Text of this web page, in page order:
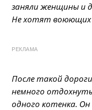
заняли женщины и
Не хотят
РЕКЛАМА
После такой
немного
одного котенка.